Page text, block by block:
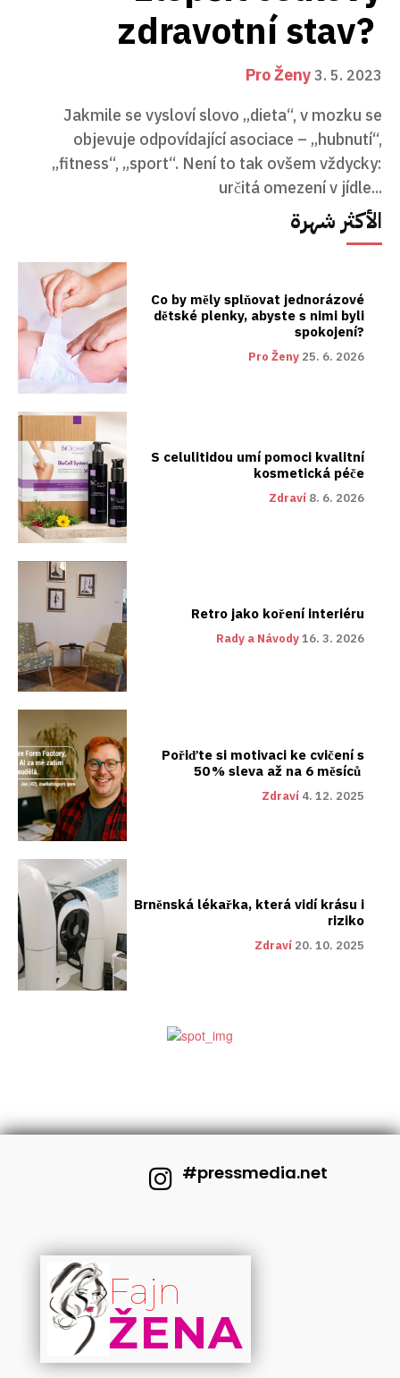
zdravotní stav?
Pro Ženy3. 5. 2023
Jakmile se vysloví slovo „dieta“, v mozku se
objevuje odpovídající asociace – „hubnutí“,
„fitness“, „sport“. Není to tak ovšem vždycky:
určitá omezení v jídle...
الأكثر شهرة
Co by měly splňovat jednorázové
dětské plenky, abyste s nimi byli
spokojení?
Pro Ženy 25. 6. 2026
S celulitidou umí pomoci kvalitní
kosmetická péče
Zdraví 8. 6. 2026
Retro jako koření interiéru
Rady a Návody16. 3. 2026
Pořiďte si motivaci ke cvičení s
50 % sleva až na 6 měsíců
Zdraví 4. 12. 2025
Brněnská lékařka, která vidí krásu i
riziko
Zdraví 20. 10. 2025
#pressmedia.net
Fajn
ŽENA